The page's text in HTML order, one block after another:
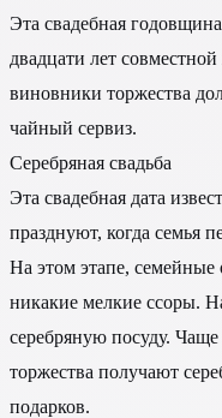
Эта свадебная
двадцати лет
виновники торжества
чайный сервиз.
Серебряная свадьба
Эта свадебная дата
празднуют, когда семья
На этом этапе,
никакие мелкие ссоры.
серебряную посуду.
торжества получают
подарков.